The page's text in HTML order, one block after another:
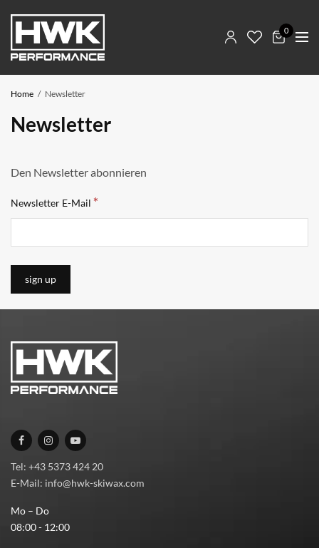
0
Home Newsletter
Newsletter
Den Newsletter abonnieren
Newsletter E-Mail *
Tel: +43 5373 424 20
E-Mail: info@hwk-skiwax.com
Mo – Do
08:00 - 12:00